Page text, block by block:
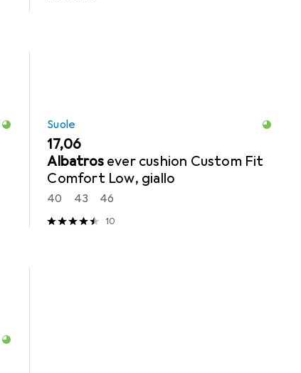
Suole
EUR
17,06
Albatros ever cushion Custom Fit
Comfort Low, giallo
40 43 46
10